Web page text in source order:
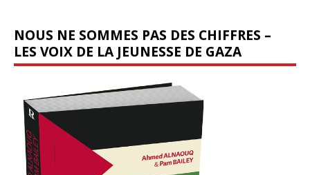
NOUS NE SOMMES PAS DES CHIFFRES –
LES VOIX DE LA JEUNESSE DE GAZA